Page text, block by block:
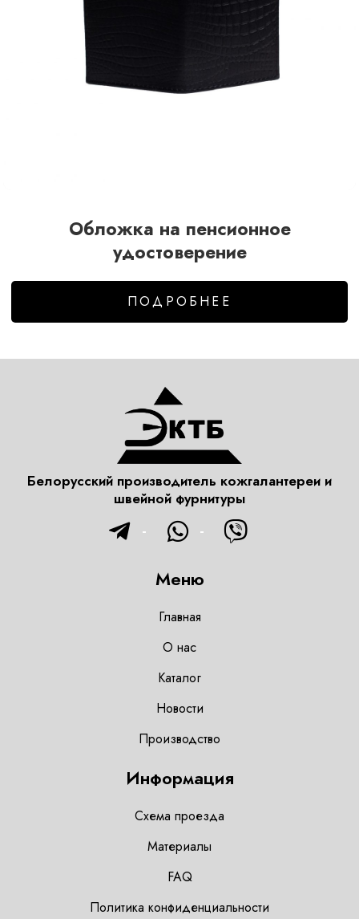
Обложка на пенсионное
удостоверение
ПОДРОБНЕЕ
Белорусский производитель кожгалантереи и
швейной фурнитуры
Меню
Главная
О нас
Каталог
Новости
Производство
Информация
Схема проезда
Материалы
FAQ
Политика конфиденциальности